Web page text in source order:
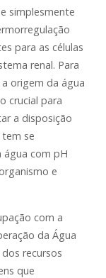
simplesmente
para as células
renal. Para
origem da água
crucial para
a disposição
se
com pH
e
com a
da Água
recursos
que